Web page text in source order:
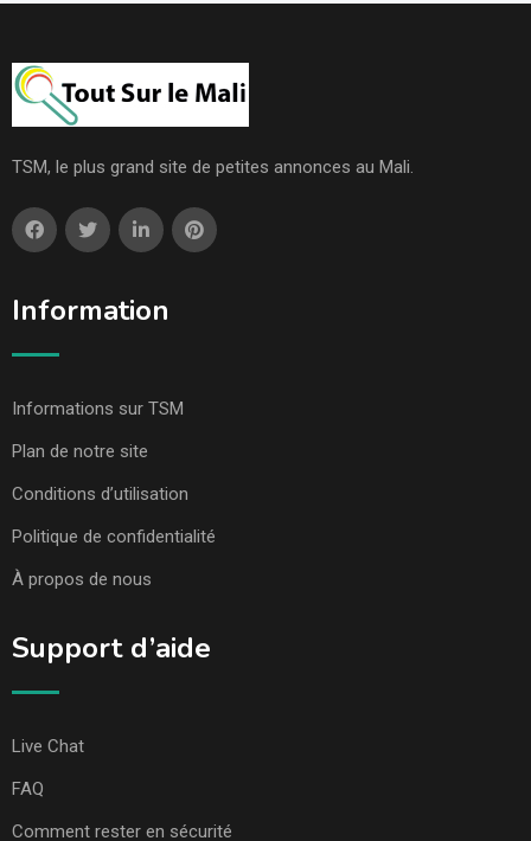
TSM, le plus grand site de petites annonces au Mali.
Information
Informations sur TSM
Plan de notre site
Conditions d’utilisation
Politique de confidentialité
À propos de nous
Support d’aide
Live Chat
FAQ
Comment rester en sécurité